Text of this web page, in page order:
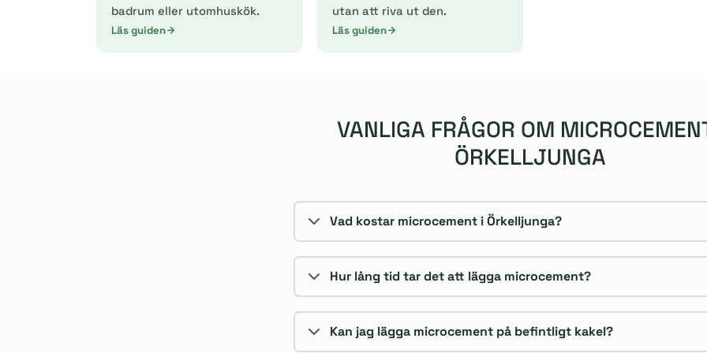
badrum eller utomhuskök.
Läs guiden
utan att riva ut den.
Läs guiden
VANLIGA FRÅGOR OM
ÖRKELLJUNGA
Vad kostar microcement i Örkelljunga?
Hur lång tid tar det att lägga microcement?
Kan jag lägga microcement på befintligt kakel?